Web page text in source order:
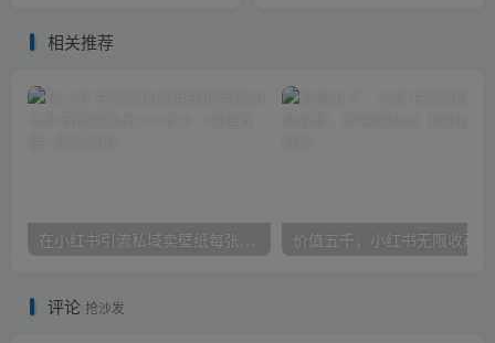
相关推荐
在小红书引流私域卖壁纸每张29元单日最高卖出200张(0-1搭建教程)
评论 抢沙发